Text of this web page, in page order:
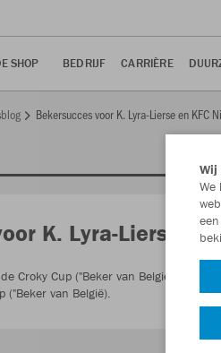
SHOP BEDRIJF CARRIÈRE
Bekersucces voor K. Lyra-Lierse en KFC
K. Lyra-Lierse en
Croky Cup ("Beker van België")
("Beker van België).
Wij
We